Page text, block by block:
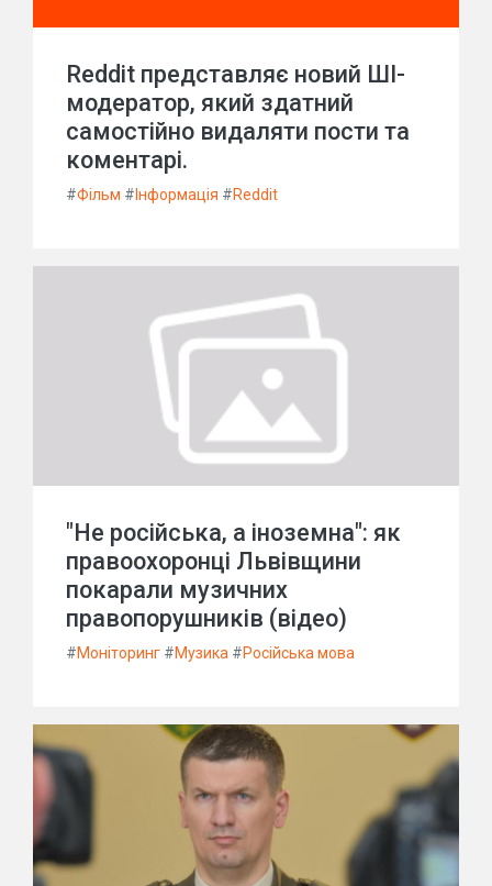
Reddit представляє новий ШІ-
модератор, який здатний
самостійно видаляти пости та
коментарі.
#Фільм # Інформація #Reddit
"Не російська, а іноземна": як
правоохоронці Львівщини
покарали музичних
правопорушників (відео)
#Моніторинг #Музика #Російська мова